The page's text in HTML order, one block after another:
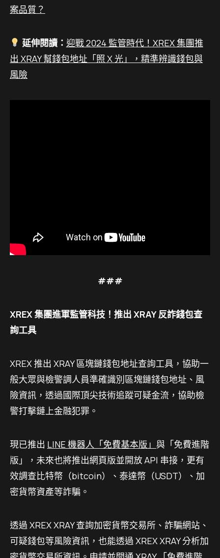
案品質？
延伸閱讀： 迎戰 2024 監管時代！XREX 集團推
出 XRAY 幫錢包地址「照 X 光」，精準辨識錢包與
風險
###
XREX 集團進軍監管科技！推出 XRAY 反詐錢包查
詢工具
XREX 推出 XRAY 區塊鏈錢包地址查詢工具，協助一
般大眾與檢警調人員準確識別區塊鏈錢包地址、風
險資訊，透過國際頂尖技術追蹤可疑金流，協助檢
警打擊鏈上金融犯罪。
現已推出 LINE 機器人「免費基本版」 與「免費進階
版」，未來也將推出網頁版並開放 API 串接，更有
效調查比特幣（bitcoin）、泰達幣（USDT）、加
密貨幣資產等詐騙。
透過 XREX XRAY 查詢加密貨幣交易所、詐騙網站、
可疑錢包等風險資訊，也能透過 XREX XRAY 分析加